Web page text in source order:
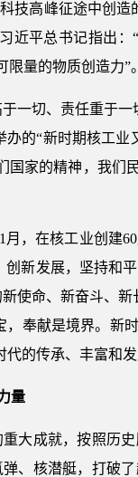
技高峰征途中创
平总书记指出：
量的物质创造力”。
一切、责任重于
的“新时期核工
家的精神，我们
，在核工业创建
新发展，坚持和
使命、新奋斗、新
奉献是境界。新
的传承、丰富和发
量
大成就，按照历史
、核潜艇，打破